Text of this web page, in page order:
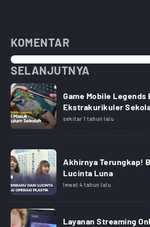
KOMENTAR
SELANJUTNYA
Game Mobile Legends
Ekstrakurikuler
sekitar 1 tahun lalu
Akhirnya Terungkap!
Lucinta Luna
lewat 4 tahun lalu
Layanan Streaming